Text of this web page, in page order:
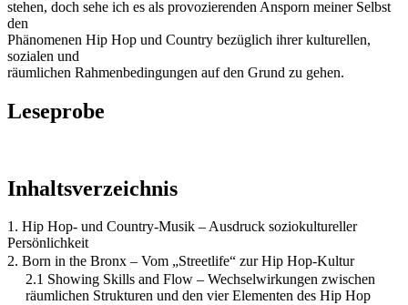
stehen, doch sehe ich es als provozierenden Ansporn meiner Selbst
den
Phänomenen Hip Hop und Country bezüglich ihrer kulturellen,
sozialen und
räumlichen Rahmenbedingungen auf den Grund zu gehen.
Leseprobe
Inhaltsverzeichnis
1. Hip Hop- und Country-Musik – Ausdruck soziokultureller
Persönlichkeit
2. Born in the Bronx – Vom „Streetlife“ zur Hip Hop-Kultur
2.1 Showing Skills and Flow – Wechselwirkungen zwischen
räumlichen Strukturen und den vier Elementen des Hip Hop